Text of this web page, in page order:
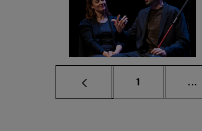
Página
1 ...